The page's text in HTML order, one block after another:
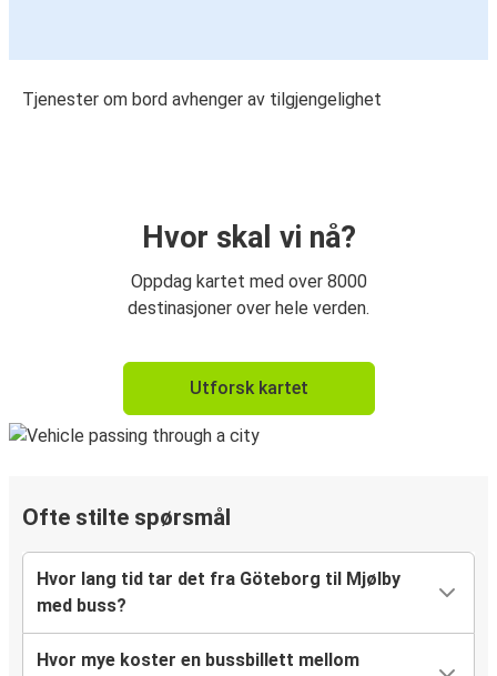
Tjenester om bord avhenger av tilgjengelighet
Hvor skal vi nå?
Oppdag kartet med over 8000
destinasjoner over hele verden.
Utforsk kartet
Ofte stilte spørsmål
Hvor lang tid tar det fra Göteborg til Mjølby
med buss?
Hvor mye koster en bussbillett mellom